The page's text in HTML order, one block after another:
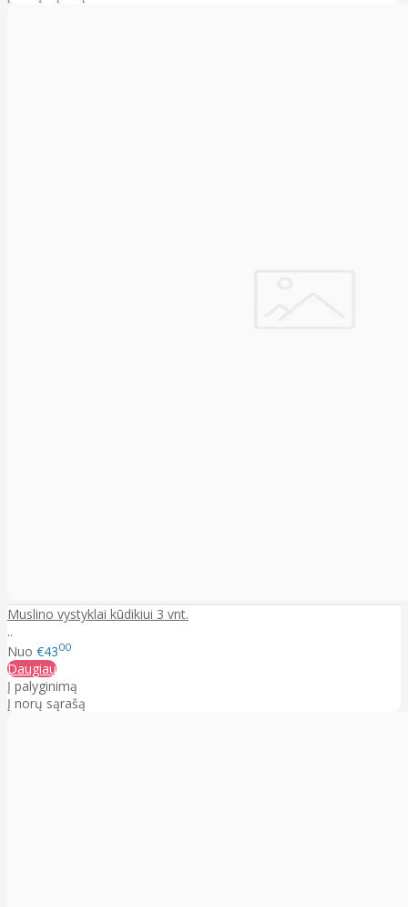
Muslino vystyklai kūdikiui 3 vnt.
..
Nuo €4300
Daugiau
Į palyginimą
Į norų sąrašą